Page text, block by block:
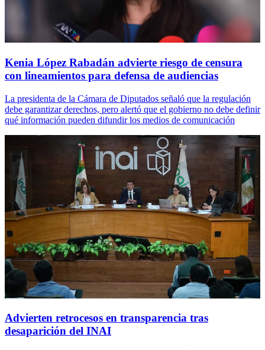
Kenia López Rabadán advierte riesgo de censura
con lineamientos para defensa de audiencias
La presidenta de la Cámara de Diputados señaló que la regulación
debe garantizar derechos, pero alertó que el gobierno no debe definir
qué información pueden difundir los medios de comunicación
Advierten retrocesos en transparencia tras
desaparición del INAI